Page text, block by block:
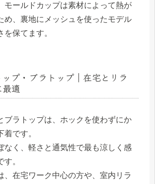
モールドカップは素材によって熱が
め、裏地にメッシュを使ったモデル
を保てます。
プ・ブラトップ｜在宅とリラ
最適
ブラトップは、ホックを使わずにか
です。
なく、軽さと通気性で最も涼しく感
。
、在宅ワーク中心の方や、室内リラ